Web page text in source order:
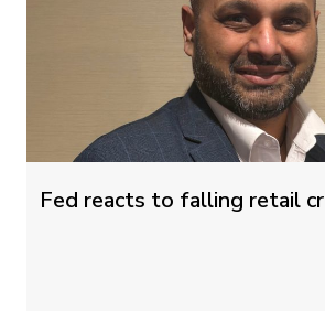
Fed reacts to falling retail